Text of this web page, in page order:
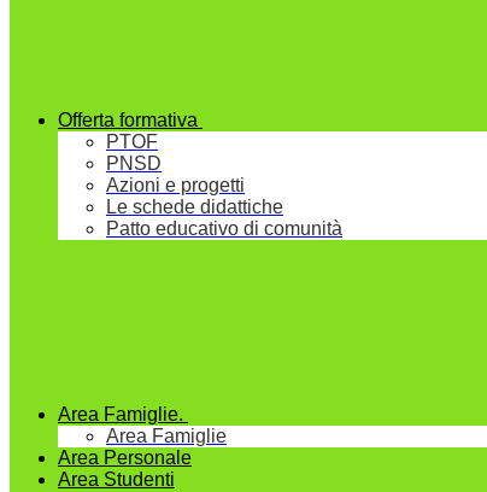
Offerta formativa
PTOF
PNSD
Azioni e progetti
Le schede didattiche
Patto educativo di comunità
Area Famiglie.
Area Famiglie
Area Personale
Area Studenti